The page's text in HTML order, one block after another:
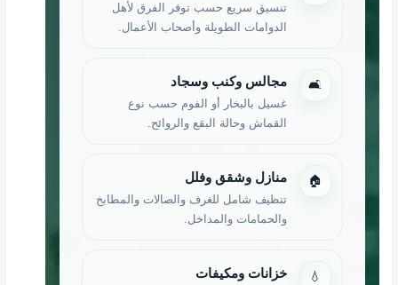
تنسيق سريع حسب توفر الفرق لأهل
الدوامات الطويلة وأصحاب الأعمال.
🛋 مجالس وكنب وسجاد
غسيل بالبخار أو الفوم حسب نوع
القماش وحالة البقع والروائح.
🏠 منازل وشقق وفلل
تنظيف شامل للغرف والصالات والمطابخ
والحمامات والمداخل.
💧 خزانات ومكيفات